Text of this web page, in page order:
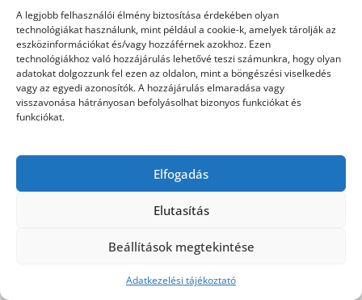
A legjobb felhasználói élmény biztosítása érdekében olyan
technológiákat használunk, mint például a cookie-k, amelyek tárolják az
eszközinformációkat és/vagy hozzáférnek azokhoz. Ezen
technológiákhoz való hozzájárulás lehetővé teszi számunkra, hogy olyan
adatokat dolgozzunk fel ezen az oldalon, mint a böngészési viselkedés
vagy az egyedi azonosítók. A hozzájárulás elmaradása vagy
visszavonása hátrányosan befolyásolhat bizonyos funkciókat és
funkciókat.
Elfogadás
Elutasítás
Beállítások megtekintése
Adatkezelési tájékoztató